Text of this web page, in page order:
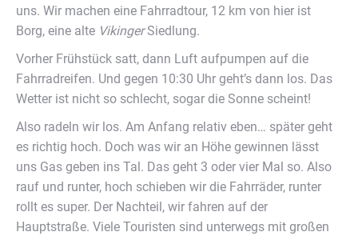
uns. Wir machen eine Fahrradtour, 12 km von hier ist
Borg, eine alte VikingerSiedlung.
Vorher Frühstück satt, dann Luft aufpumpen auf die
Fahrradreifen. Und gegen 10:30 Uhr geht’s dann los. Das
Wetter ist nicht so schlecht, sogar die Sonne scheint!
Also radeln wir los. Am Anfang relativ eben… später geht
es richtig hoch. Doch was wir an Höhe gewinnen lässt
uns Gas geben ins Tal. Das geht 3 oder vier Mal so. Also
rauf und runter, hoch schieben wir die Fahrräder, runter
rollt es super. Der Nachteil, wir fahren auf der
Hauptstraße. Viele Touristen sind unterwegs mit großen